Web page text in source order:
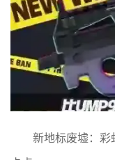
新地标废墟：彩